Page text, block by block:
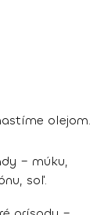
olejom.
– múku,
soľ.